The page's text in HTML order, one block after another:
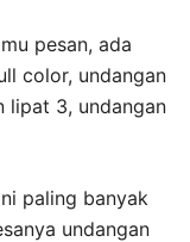
pesan, ada
color, undangan
lipat 3, undangan
paling banyak
undangan